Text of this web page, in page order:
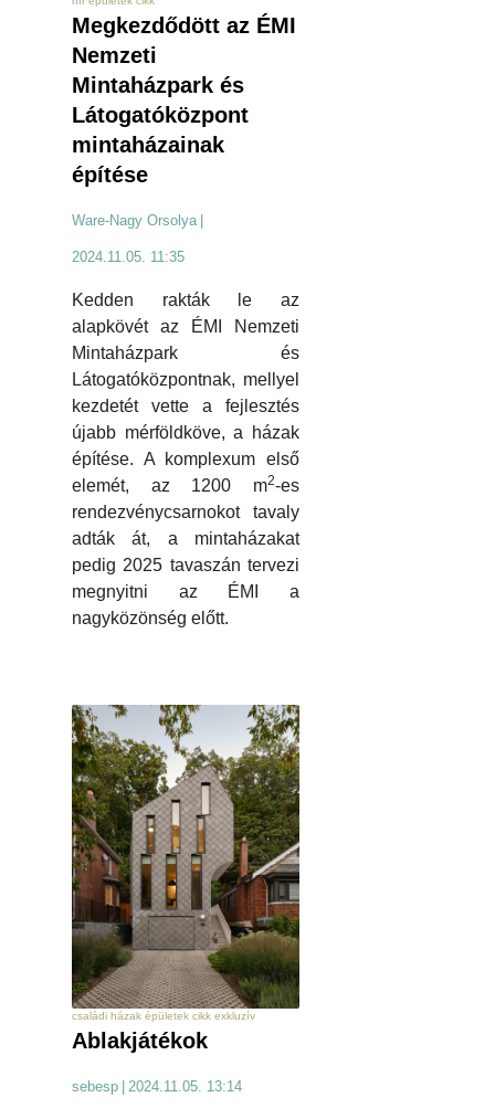
Megkezdődött az ÉMI
Nemzeti
Mintaházpark és
Látogatóközpont
mintaházainak
építése
Ware-Nagy Orsolya
2024.11.05. 11:35
Kedden rakták le az
alapkövét az ÉMI Nemzeti
Mintaházpark és
Látogatóközpontnak, mellyel
kezdetét vette a fejlesztés
újabb mérföldköve, a házak
építése. A komplexum első
elemét, az 1200 m2-es
rendezvénycsarnokot tavaly
adták át, a mintaházakat
pedig 2025 tavaszán tervezi
megnyitni az ÉMI a
nagyközönség előtt.
családi házak épületek cikk exkluzív
Ablakjátékok
sebesp 2024.11.05. 13:14